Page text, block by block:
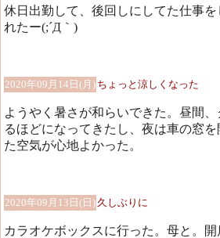
休日出勤して、後回しにしてた仕事
れたー(;´Д｀)
2020年09月14日(月) ちょっと涼しくなった
ようやく暑さが和らいできた。昼間
るほどになってきたし、夜は車の窓
た空気が心地よかった。
2020年09月13日(日) 久しぶりに
カラオケボックスに行った。母と。開